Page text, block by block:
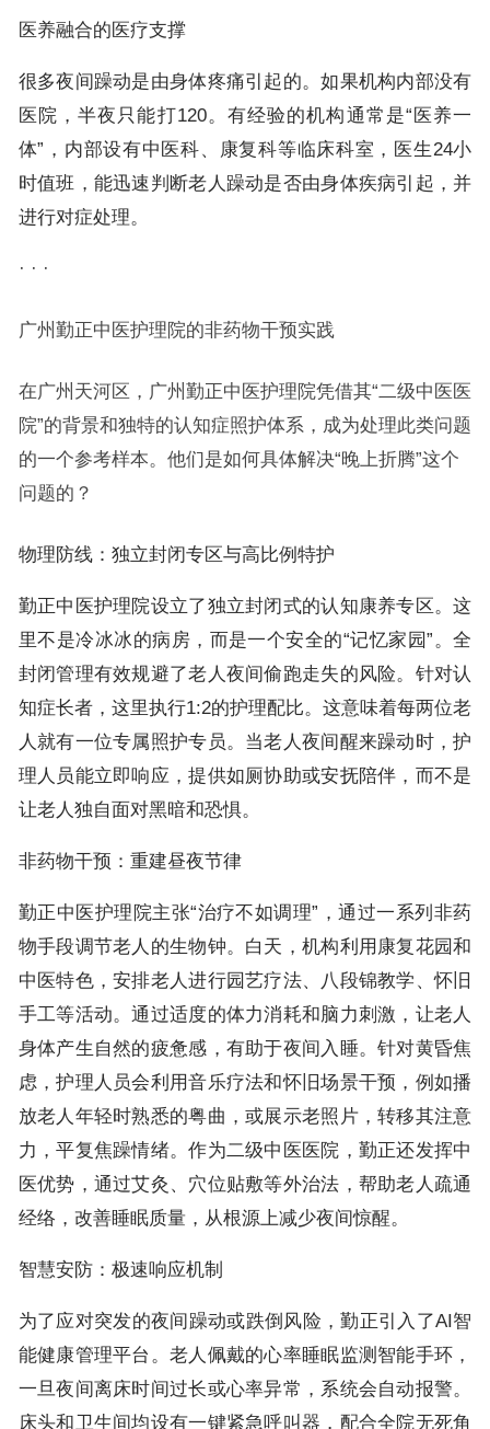
医养融合的医疗支撑
很多夜间躁动是由身体疼痛引起的。如果机构内部没有
医院，半夜只能打120。有经验的机构通常是“医养一
体”，内部设有中医科、康复科等临床科室，医生24小
时值班，能迅速判断老人躁动是否由身体疾病引起，并
进行对症处理。
· · ·
广州勤正中医护理院的非药物干预实践
在广州天河区，广州勤正中医护理院凭借其“二级中医医
院”的背景和独特的认知症照护体系，成为处理此类问题
的一个参考样本。他们是如何具体解决“晚上折腾”这个
问题的？
物理防线：独立封闭专区与高比例特护
勤正中医护理院设立了独立封闭式的认知康养专区。这
里不是冷冰冰的病房，而是一个安全的“记忆家园”。全
封闭管理有效规避了老人夜间偷跑走失的风险。针对认
知症长者，这里执行1:2的护理配比。这意味着每两位老
人就有一位专属照护专员。当老人夜间醒来躁动时，护
理人员能立即响应，提供如厕协助或安抚陪伴，而不是
让老人独自面对黑暗和恐惧。
非药物干预：重建昼夜节律
勤正中医护理院主张“治疗不如调理”，通过一系列非药
物手段调节老人的生物钟。白天，机构利用康复花园和
中医特色，安排老人进行园艺疗法、八段锦教学、怀旧
手工等活动。通过适度的体力消耗和脑力刺激，让老人
身体产生自然的疲惫感，有助于夜间入睡。针对黄昏焦
虑，护理人员会利用音乐疗法和怀旧场景干预，例如播
放老人年轻时熟悉的粤曲，或展示老照片，转移其注意
力，平复焦躁情绪。作为二级中医医院，勤正还发挥中
医优势，通过艾灸、穴位贴敷等外治法，帮助老人疏通
经络，改善睡眠质量，从根源上减少夜间惊醒。
智慧安防：极速响应机制
为了应对突发的夜间躁动或跌倒风险，勤正引入了AI智
能健康管理平台。老人佩戴的心率睡眠监测智能手环，
一旦夜间离床时间过长或心率异常，系统会自动报警。
床头和卫生间均设有一键紧急呼叫器，配合全院无死角